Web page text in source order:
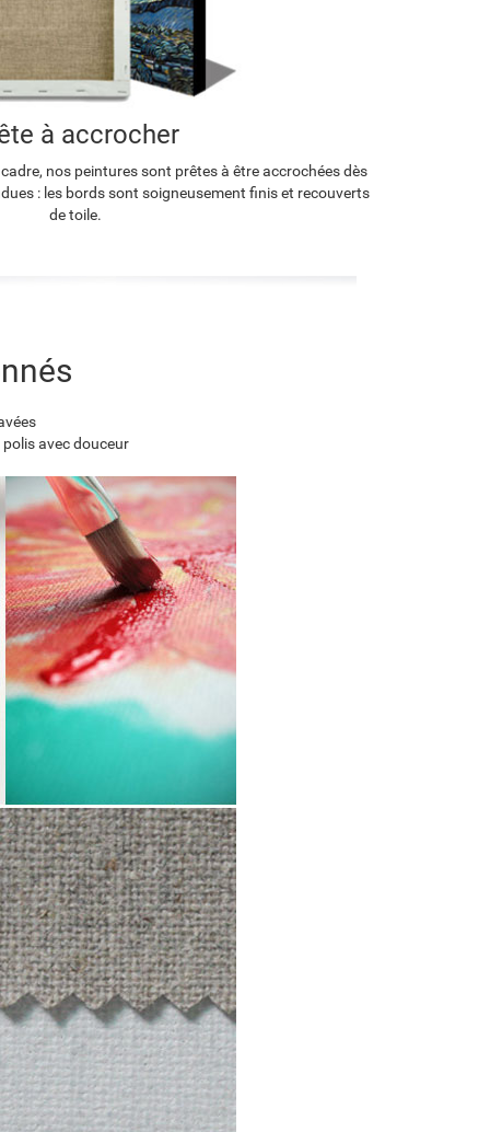
à accrocher
nos peintures sont prêtes à être accrochées dès
: les bords sont soigneusement finis et recouverts
de toile.
avec douceur